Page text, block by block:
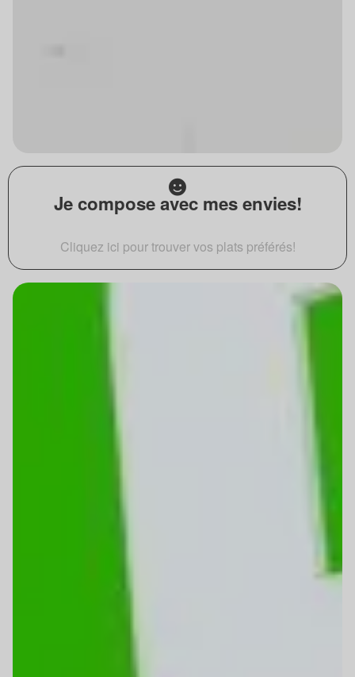
Je compose avec mes envies!
Cliquez ici pour trouver vos plats préférés!